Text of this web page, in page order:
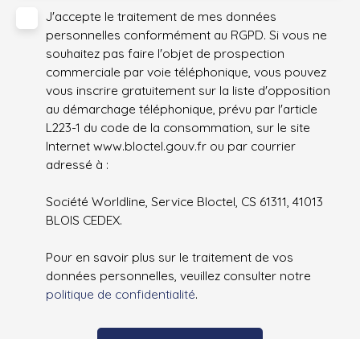
J'accepte le traitement de mes données
personnelles conformément au RGPD. Si vous ne
souhaitez pas faire l'objet de prospection
commerciale par voie téléphonique, vous pouvez
vous inscrire gratuitement sur la liste d'opposition
au démarchage téléphonique, prévu par l'article
L223-1 du code de la consommation, sur le site
Internet www.bloctel.gouv.fr ou par courrier
adressé à :
Société Worldline, Service Bloctel, CS 61311, 41013
BLOIS CEDEX.
Pour en savoir plus sur le traitement de vos
données personnelles, veuillez consulter notre
politique de confidentialité.